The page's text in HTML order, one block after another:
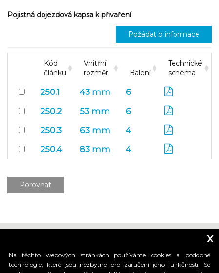
Pojistná dojezdová kapsa k přivaření
Požádat o informace
Kód
článku
Vnitřní
rozměr
Balení
Technické
schéma
250.1 43 mm
6
250.2
53 mm
6
250.3
63 mm
4
250.4
83 mm 4
Porovnat
x
Na těchto webových stránkách používáme cookies a podobné
technologie, které jsou nezbytné pro zaručení jeho funkčnosti. Se